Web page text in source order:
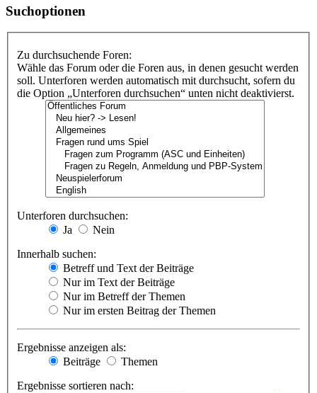
Suchoptionen
Zu durchsuchende Foren:
Wähle das Forum oder die Foren aus, in denen gesucht werden
soll. Unterforen werden automatisch mit durchsucht, sofern du
die Option „Unterforen durchsuchen“ unten nicht deaktivierst.
Unterforen durchsuchen:
Ja
Nein
Innerhalb suchen:
Betreff und Text der Beiträge
Nur im Text der Beiträge
Nur im Betreff der Themen
Nur im ersten Beitrag der Themen
Ergebnisse anzeigen als:
Beiträge
Themen
Ergebnisse sortieren nach: